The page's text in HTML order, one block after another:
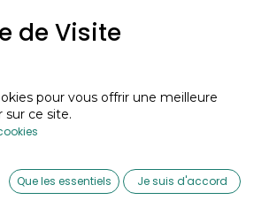
0
Wishlist Account
de Visite
si vous avez déjà passé une
poste similaire et si aucun avis
depuis moins de cinq ans.
un arrêt
pour vous offrir une meilleure
sur ce site.
Que les essentiels Je suis d'accord